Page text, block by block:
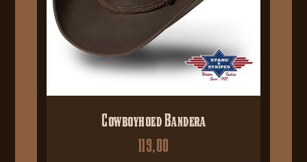
Cowboyhoed Bandera
119,00